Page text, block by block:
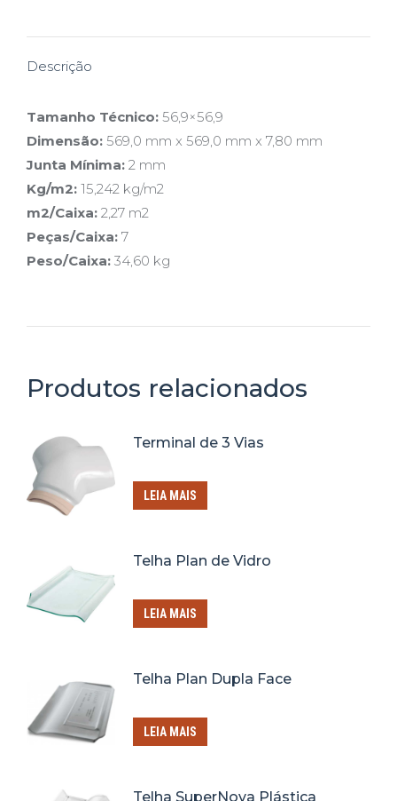
Descrição
Tamanho Técnico: 56,9×56,9
Dimensão: 569,0 mm x 569,0 mm x 7,80 mm
Junta Mínima: 2 mm
Kg/m2: 15,242 kg/m2
m2/Caixa: 2,27 m2
Peças/Caixa: 7
Peso/Caixa: 34,60 kg
Produtos relacionados
Terminal de 3 Vias
LEIA MAIS
Telha Plan de Vidro
LEIA MAIS
Telha Plan Dupla Face
LEIA MAIS
Telha SuperNova Plástica